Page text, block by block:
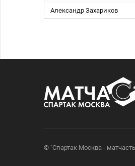
Александр Захариков
© "Спартак Москва -